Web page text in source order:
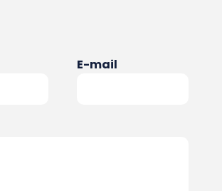
E-mail